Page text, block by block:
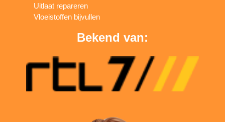
Uitlaat repareren
Vloeistoffen bijvullen
Bekend van: